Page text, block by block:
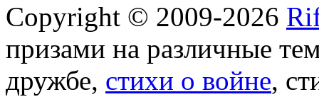
Copyright © 2009-2026
призами на различные
дружбе, стихи о войне,